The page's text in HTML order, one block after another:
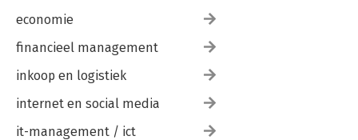
economie
financieel management
inkoop en logistiek
internet en social media
it-management / ict